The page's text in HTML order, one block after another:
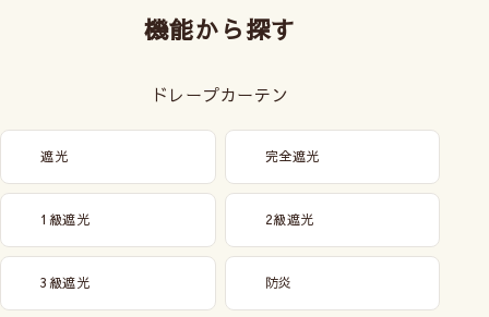
機能から探す
ドレープカーテン
遮光 完全遮光
1級遮光 2級遮光
3級遮光 防炎